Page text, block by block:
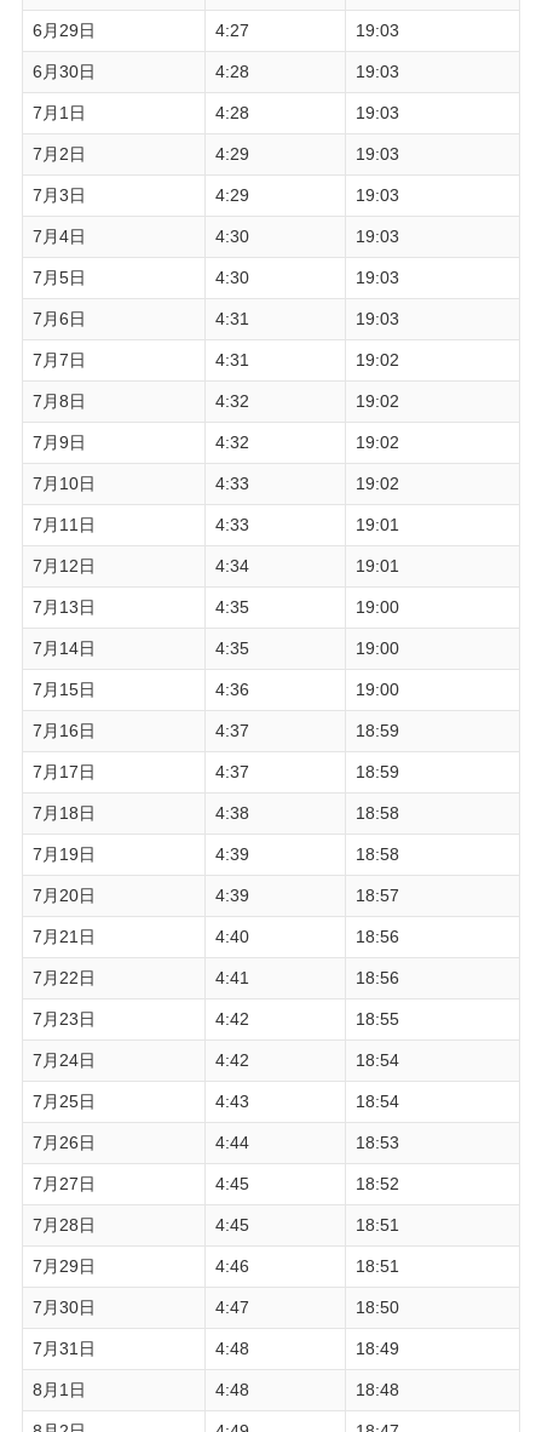
6月29日 4:27 19:03
6月30日 4:28 19:03
7月1日 4:28 19:03
7月2日 4:29 19:03
7月3日 4:29 19:03
7月4日 4:30 19:03
7月5日 4:30 19:03
7月6日 4:31 19:03
7月7日 4:31 19:02
7月8日 4:32 19:02
7月9日 4:32 19:02
7月10日 4:33 19:02
7月11日 4:33 19:01
7月12日 4:34 19:01
7月13日 4:35 19:00
7月14日 4:35 19:00
7月15日 4:36 19:00
7月16日 4:37 18:59
7月17日 4:37 18:59
7月18日 4:38 18:58
7月19日 4:39 18:58
7月20日 4:39 18:57
7月21日 4:40 18:56
7月22日 4:41 18:56
7月23日 4:42 18:55
7月24日 4:42 18:54
7月25日 4:43 18:54
7月26日 4:44 18:53
7月27日 4:45 18:52
7月28日 4:45 18:51
7月29日 4:46 18:51
7月30日 4:47 18:50
7月31日 4:48 18:49
8月1日 4:48 18:48